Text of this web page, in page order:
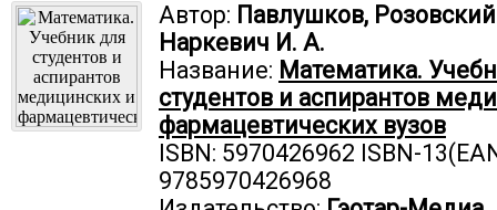
Автор: Павлушков,
Наркевич И. А.
Название: Математика.
студентов и аспирантов
фармацевтических вузов
ISBN: 5970426962 ISBN-
9785970426968